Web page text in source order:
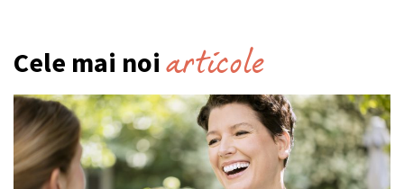
Cele mai noi articole